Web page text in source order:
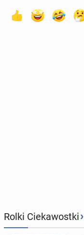
Rolki Ciekawostki›